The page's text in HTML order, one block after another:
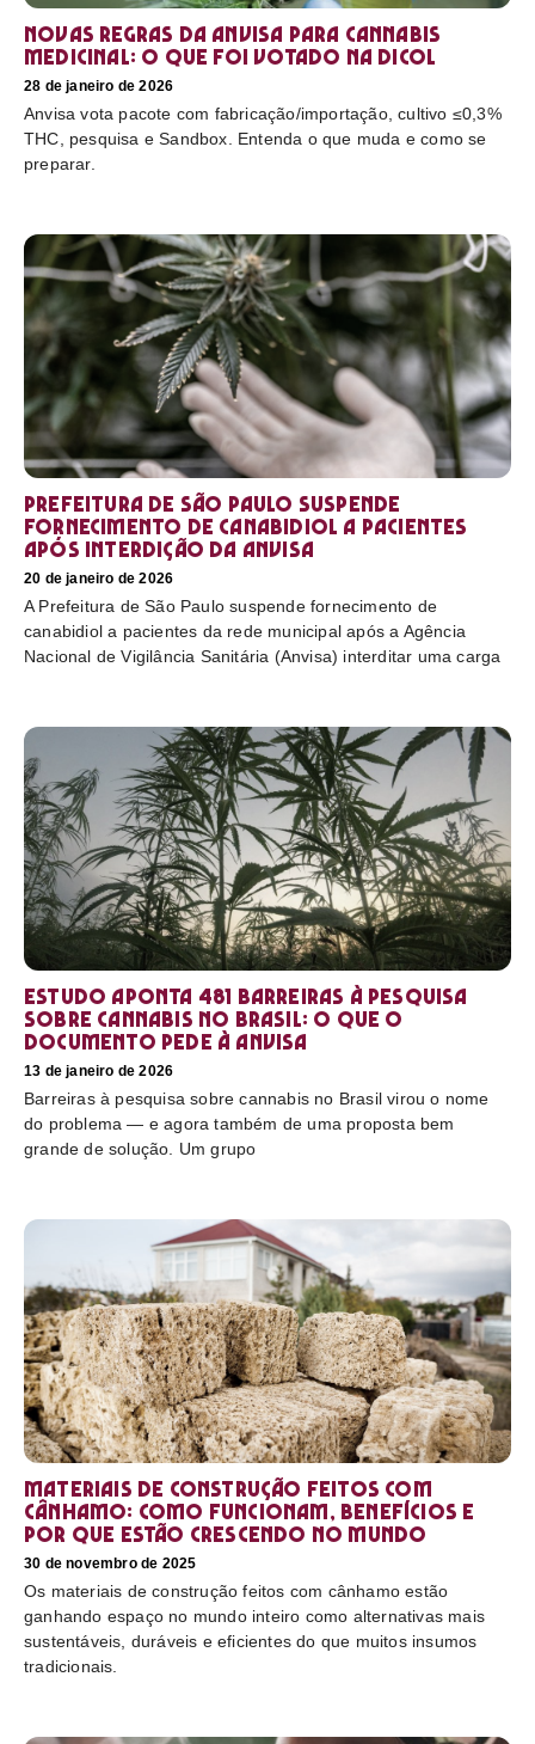
Novas regras da Anvisa para cannabis
medicinal: o que foi votado na Dicol
28 de janeiro de 2026
Anvisa vota pacote com fabricação/importação, cultivo ≤0,3%
THC, pesquisa e Sandbox. Entenda o que muda e como se
preparar.
Prefeitura de São Paulo suspende
fornecimento de canabidiol a pacientes
após interdição da Anvisa
20 de janeiro de 2026
A Prefeitura de São Paulo suspende fornecimento de
canabidiol a pacientes da rede municipal após a Agência
Nacional de Vigilância Sanitária (Anvisa) interditar uma carga
Estudo aponta 481 barreiras à pesquisa
sobre cannabis no Brasil: o que o
documento pede à Anvisa
13 de janeiro de 2026
Barreiras à pesquisa sobre cannabis no Brasil virou o nome
do problema — e agora também de uma proposta bem
grande de solução. Um grupo
Materiais de construção feitos com
cânhamo: como funcionam, benefícios e
por que estão crescendo no mundo
30 de novembro de 2025
Os materiais de construção feitos com cânhamo estão
ganhando espaço no mundo inteiro como alternativas mais
sustentáveis, duráveis e eficientes do que muitos insumos
tradicionais.